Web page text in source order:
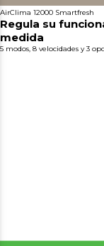
AirClima 12000 Smartfresh
Regula su
medida
5 modos, 8 velocidades y 3